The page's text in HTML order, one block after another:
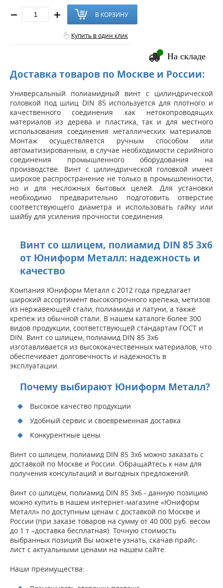
В КОРЗИНУ
Купить в один клик
На складе
Доставка товаров по Москве и России:
Универсальный полиамидный винт с цилиндрической
головкой под шлиц DIN 85 используется для плотного и
качественного соединения как нетокопроводящих
материалов из дерева и пластика, так и для местного
использования соединения металлических материалов.
Монтаж осуществляется ручным способом или
автоматизированным, в случае необходимости серийного
соединения промышленного оборудования на
производстве. Винт с цилиндрической головкой имеет
широкое распространение не только в промышленности,
но и для несложных бытовых целей. Для установки
необходимо предварительно подготовить отверстие
соответствующего диаметра и использовать гайку или
шайбу для усиления прочности соединения.
Винт со шлицем, полиамид DIN 85 3x6
от Юниформ Металл: надежность и
качество
Компания Юниформ Металл с 2012 года предлагает
широкий ассортимент высокопрочного крепежа, метизов
из нержавеющей стали, полиамида и латуни, а также
крепеж из обычной стали. В нашем каталоге более 300
видов продукции, соответствующей стандартам ГОСТ и
DIN. Винт со шлицем, полиамид DIN 85 3x6
изготавливается из высококачественных материалов, что
обеспечивает долговечность и надежность в
эксплуатации.
Почему выбирают Юниформ Металл?
Высокое качество продукции
Удобный сервис и своевременная доставка
Конкурентные цены
Винт со шлицем, полиамид DIN 85 3x6 можно заказать с
доставкой по Москве и России. Обращайтесь к нам для
получения консультаций и выгодных предложений.
Винт со шлицем, полиамид DIN 85 3x6 - данную позицию
можно купить в нашем интернет-магазине «Юниформ
Металл» по доступным ценам с доставкой по Москве и
России (при заказе товаров на сумму от 40 000 руб. весом
до 1 т –доставка бесплатная). Точную стоимость
выбранных позиций Вы можете узнать, скачав прайс-
лист с актуальными ценами на нашем сайте.
Наши преимущества: